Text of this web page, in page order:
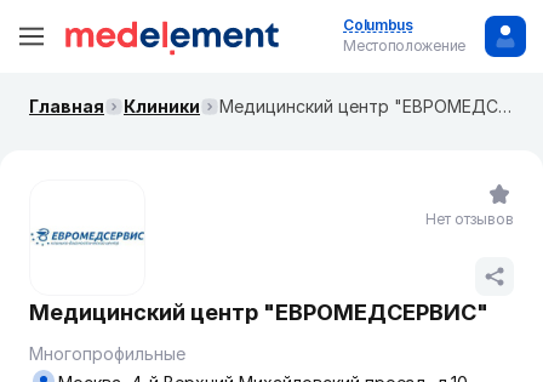
Columbus
Местоположение
Главная Клиники ​Медицинский центр "ЕВРОМЕДСЕРВИС"
​Медицинский центр "ЕВРОМЕДСЕРВИС"
Многопрофильные
Нет отзывов